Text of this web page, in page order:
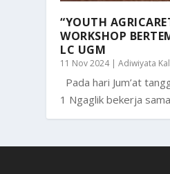
“YOUTH
WORKSHOP
LC UGM
11 Nov 2024|Adiwiyata
Pada hari Jum’at
1 Ngaglik bekerja